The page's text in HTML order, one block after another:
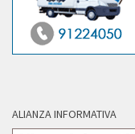
ALIANZA INFORMATIVA